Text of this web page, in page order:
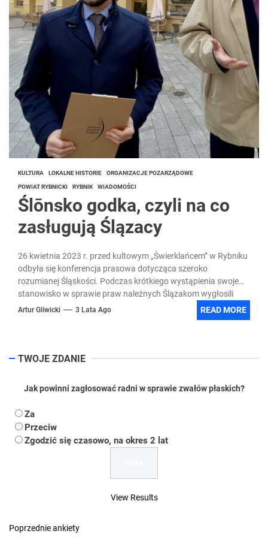
KULTURA LOKALNE HISTORIE ORGANIZACJE POZARZĄDOWE
POWIAT RYBNICKI RYBNIK WIADOMOŚCI
Ślōnsko godka, czyli na co
zasługują Ślązacy
26 kwietnia 2023 r. przed kultowym „Świerklańcem” w Rybniku
odbyła się konferencja prasowa dotycząca szeroko
rozumianej Śląskości. Podczas krótkiego wystąpienia swoje
stanowisko w sprawie praw należnych Ślązakom wygłosili
Michał Gramatyka – Poseł na Sejm RP oraz Piotr Masłowski –
Artur Gliwicki 3 Lata Ago READ MORE
TWOJE ZDANIE
Jak powinni zagłosować radni w sprawie zwałów płaskich?
Za
Przeciw
Zgodzić się czasowo, na okres 2 lat
View Results
Poprzednie ankiety